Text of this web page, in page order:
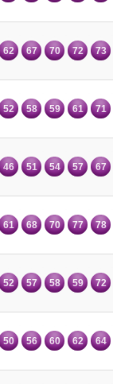
62 67 70 72 73
52 58 59 61 71
46 51 54 57 67
61 68 70 77 78
52 57 58 59 72
50 56 60 62 64